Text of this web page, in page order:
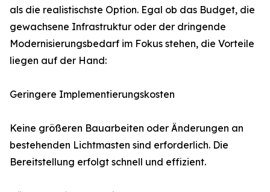
als die realistischste Option. Egal ob das Budget, die
gewachsene Infrastruktur oder der dringende
Modernisierungsbedarf im Fokus stehen, die Vorteile
liegen auf der Hand:
Geringere Implementierungskosten
Keine größeren Bauarbeiten oder Änderungen an
bestehenden Lichtmasten sind erforderlich. Die
Bereitstellung erfolgt schnell und effizient.